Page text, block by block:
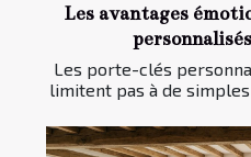
Les avantages
Les porte-clés
limitent pas à de simples